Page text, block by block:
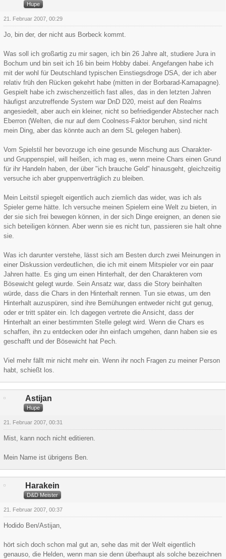
Hupe
21. Februar 2007, 00:29
Jo, bin der, der nicht aus Borbeck kommt.
Was soll ich großartig zu mir sagen, ich bin 26 Jahre alt, studiere Jura in
Bochum und bin seit ich 16 bin beim Hobby dabei. Angefangen habe ich
mit der wohl für Deutschland typischen Einstiegsdroge DSA, der ich aber
relativ früh den Rücken gekehrt habe (mitten in der Borbarad-Kamapagne).
Gespielt habe ich zwischenzeitlich fast alles, das in den letzten Jahren
häufigst anzutreffende System war DnD D20, meist auf den Realms
angesiedelt, aber auch ein kleiner, nicht so befriedigender Abstecher nach
Eberron (Welten, die nur auf dem Coolness-Faktor beruhen, sind nicht
mein Ding, aber das könnte auch an dem SL gelegen haben).
Vom Spielstil her bevorzuge ich eine gesunde Mischung aus Charakter-
und Gruppenspiel, will heißen, ich mag es, wenn meine Chars einen Grund
für ihr Handeln haben, der über "ich brauche Geld" hinausgeht, gleichzeitig
versuche ich aber gruppenverträglich zu bleiben.
Mein Leitstil spiegelt eigentlich auch ziemlich das wider, was ich als
Spieler gerne hätte. Ich versuche meinen Spielern eine Welt zu bieten, in
der sie sich frei bewegen können, in der sich Dinge ereignen, an denen sie
sich beteiligen können. Aber wenn sie es nicht tun, passieren sie halt ohne
sie.
Was ich darunter verstehe, lässt sich am Besten durch zwei Meinungen in
einer Diskussion verdeutlichen, die ich mit einem Mitspieler vor ein paar
Jahren hatte. Es ging um einen Hinterhalt, der den Charakteren vom
Bösewicht gelegt wurde. Sein Ansatz war, dass die Story beinhalten
würde, dass die Chars in den Hinterhalt rennen. Tun sie etwas, um den
Hinterhalt auzuspüren, sind ihre Bemühungen entweder nicht gut genug,
oder er tritt später ein. Ich dagegen vertrete die Ansicht, dass der
Hinterhalt an einer bestimmten Stelle gelegt wird. Wenn die Chars es
schaffen, ihn zu entdecken oder ihn einfach umgehen, dann haben sie es
geschafft und der Bösewicht hat Pech.
Viel mehr fällt mir nicht mehr ein. Wenn ihr noch Fragen zu meiner Person
habt, schießt los.
Astijan
Hupe
21. Februar 2007, 00:31
Mist, kann noch nicht editieren.
Mein Name ist übrigens Ben.
Harakein
D&D Meister
21. Februar 2007, 00:37
Hodido Ben/Astijan,
hört sich doch schon mal gut an, sehe das mit der Welt eigentlich
genauso, die Helden, wenn man sie denn überhaupt als solche bezeichnen